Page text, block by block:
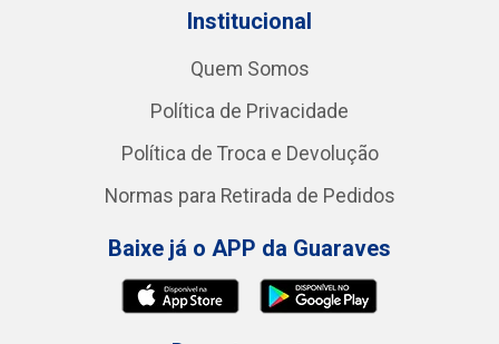
Institucional
Quem Somos
Política de Privacidade
Política de Troca e Devolução
Normas para Retirada de Pedidos
Baixe já o APP da Guaraves